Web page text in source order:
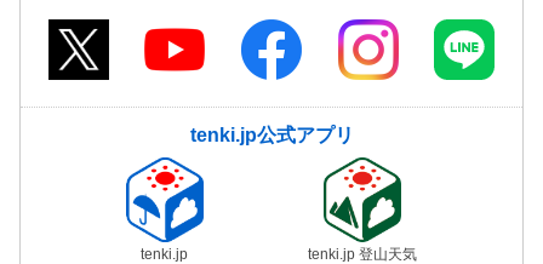
tenki.jp公式アプリ
tenki.jp tenki.jp 登山天気